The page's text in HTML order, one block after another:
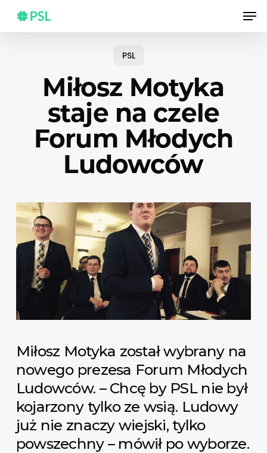
main
PSL
Miłosz Motyka
staje na czele
Forum Młodych
Ludowców
Miłosz Motyka został wybrany na
nowego prezesa Forum Młodych
Ludowców. – Chcę by PSL nie był
kojarzony tylko ze wsią. Ludowy
już nie znaczy wiejski, tylko
powszechny – mówił po wyborze.